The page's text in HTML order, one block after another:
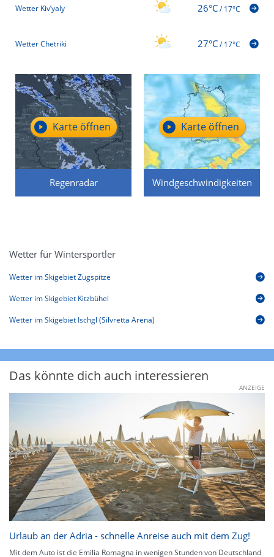
Wetter Kiv’yaly 26°C/17°C
Wetter Chetriki 27°C/17°C
Regenradar
Karte öffnen
Windgeschwindigkeiten
Karte öffnen
Wetter für Wintersportler
Wetter im Skigebiet Zugspitze
Wetter im Skigebiet Kitzbühel
Wetter im Skigebiet Ischgl (Silvretta Arena)
Das könnte dich auch interessieren
ANZEIGE
Urlaub an der Adria - schnelle Anreise auch mit dem Zug!
Mit dem Auto ist die Emilia Romagna in wenigen Stunden von Deutschland